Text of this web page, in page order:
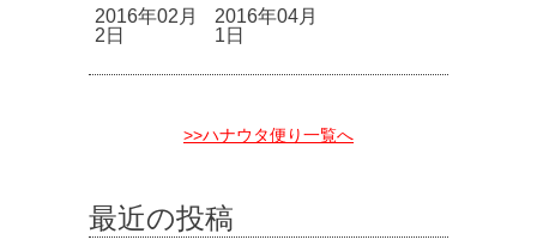
2016年02月
2日
2016年04月
1日
>>ハナウタ便り一覧へ
最近の投稿